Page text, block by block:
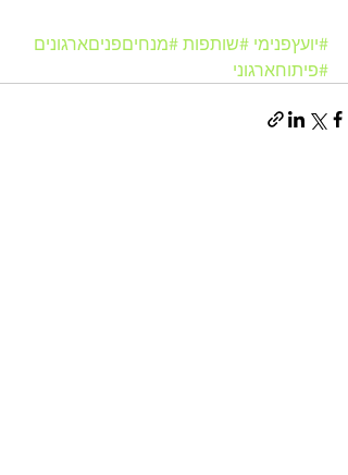
#יועץפנימי #שותפות #מנחיםפניםארגונים
#פיתוחארגוני